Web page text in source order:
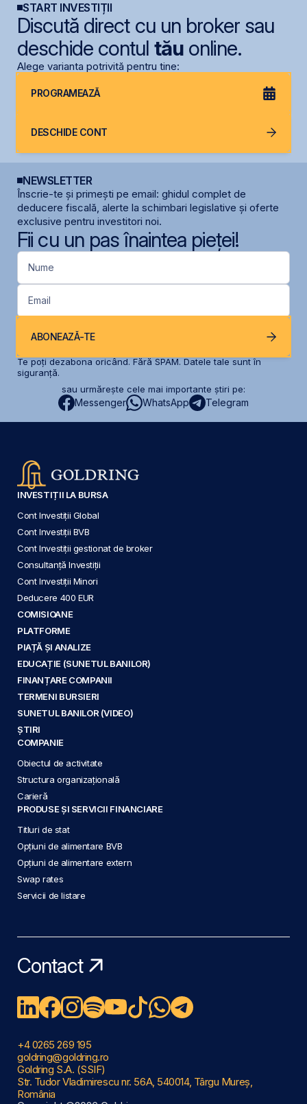
START INVESTIȚII
Discută direct cu un broker sau
deschide contul tăuonline.
Alege varianta potrivită pentru tine:
PROGRAMEAZĂ
DESCHIDE CONT
NEWSLETTER
Înscrie-te și primești pe email: ghidul complet de
deducere fiscală, alerte la schimbari legislative și oferte
exclusive pentru investitori noi.
Fii cu un pas înaintea pieței!
Nume
Email
ABONEAZĂ-TE
Te poți dezabona oricând. Fără SPAM. Datele tale sunt în
siguranță.
sau urmărește cele mai importante știri pe:
Messenger WhatsApp Telegram
INVESTIȚII LA BURSA
Cont Investiții Global
Cont Investiții BVB
Cont Investiții gestionat de broker
Consultanță Investiții
Cont Investiții Minori
Deducere 400 EUR
COMISIOANE
PLATFORME
PIAȚĂ ȘI ANALIZE
EDUCAȚIE (SUNETUL BANILOR)
FINANȚARE COMPANII
TERMENI BURSIERI
SUNETUL BANILOR (VIDEO)
ȘTIRI
COMPANIE
Obiectul de activitate
Structura organizațională
Carieră
PRODUSE ȘI SERVICII FINANCIARE
Titluri de stat
Opțiuni de alimentare BVB
Opțiuni de alimentare extern
Swap rates
Servicii de listare
Contact
+4 0265 269 195
goldring@goldring.ro
Goldring S.A. (SSIF)
Str. Tudor Vladimirescu nr. 56A, 540014, Târgu Mureș,
România